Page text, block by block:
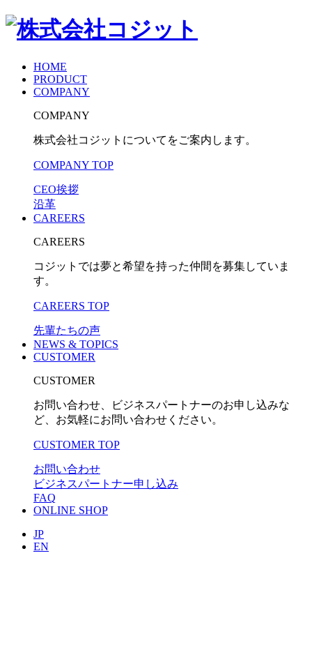
HOME
PRODUCT
COMPANY
COMPANY
株式会社コジットについてをご案内します。
COMPANY TOP
CEO挨拶
沿革
CAREERS
CAREERS
コジットでは夢と希望を持った仲間を募集していま
す。
CAREERS TOP
先輩たちの声
NEWS & TOPICS
CUSTOMER
CUSTOMER
お問い合わせ、ビジネスパートナーのお申し込みな
ど、お気軽にお問い合わせください。
CUSTOMER TOP
お問い合わせ
ビジネスパートナー申し込み
FAQ
ONLINE SHOP
JP
EN